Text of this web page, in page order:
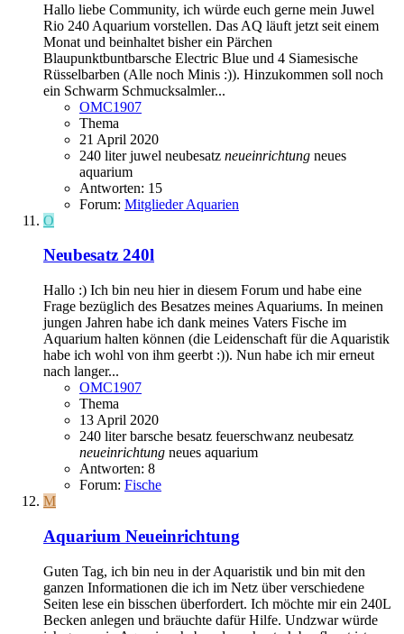
Hallo liebe Community, ich würde euch gerne mein Juwel
Rio 240 Aquarium vorstellen. Das AQ läuft jetzt seit einem
Monat und beinhaltet bisher ein Pärchen
Blaupunktbuntbarsche Electric Blue und 4 Siamesische
Rüsselbarben (Alle noch Minis :)). Hinzukommen soll noch
ein Schwarm Schmucksalmler...
OMC1907
Thema
21 April 2020
240 literjuwel neubesatz neueinrichtung neues
aquarium
Antworten: 15
Forum: Mitglieder Aquarien
O
Neubesatz 240l
Hallo :) Ich bin neu hier in diesem Forum und habe eine
Frage bezüglich des Besatzes meines Aquariums. In meinen
jungen Jahren habe ich dank meines Vaters Fische im
Aquarium halten können (die Leidenschaft für die Aquaristik
habe ich wohl von ihm geerbt :)). Nun habe ich mir erneut
nach langer...
OMC1907
Thema
13 April 2020
240 literbarsche besatz feuerschwanz neubesatz
neueinrichtung neues aquarium
Antworten: 8
Forum: Fische
M
Aquarium Neueinrichtung
Guten Tag, ich bin neu in der Aquaristik und bin mit den
ganzen Informationen die ich im Netz über verschiedene
Seiten lese ein bisschen überfordert. Ich möchte mir ein 240L
Becken anlegen und bräuchte dafür Hilfe. Undzwar würde